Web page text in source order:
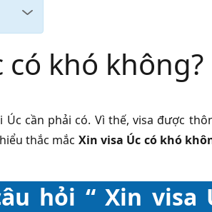
có khó không?
cần phải có. Vì thế, visa được
thắc mắc Xin visa Úc có khó
hỏi “ Xin visa